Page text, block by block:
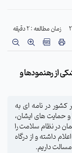
زمان مطالعه : 2 دقیقه
از رهنمودها و
کشور در نامه ای به
حمایت های ایشان،
در نظام سلامت را
داشته و از درگاه
داریم.